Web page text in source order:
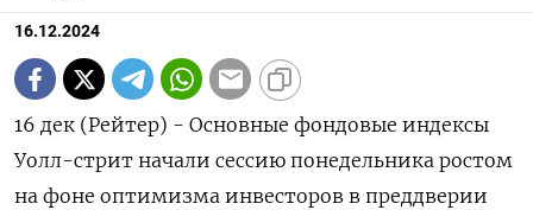
16.12.2024
16 дек (Рейтер) - Основные фондовые индексы
Уолл-стрит начали сессию понедельника ростом
на фоне оптимизма инвесторов в преддверии